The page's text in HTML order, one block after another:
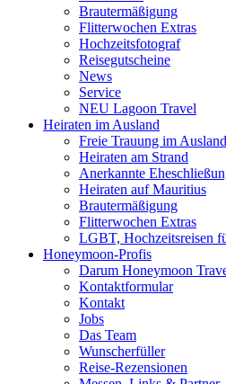
Brautermäßigung
Flitterwochen Extras
Hochzeitsfotograf
Reisegutscheine
News
Service
NEU Lagoon Travel
Heiraten im Ausland
Freie Trauung im Ausland
Heiraten am Strand
Anerkannte
Heiraten auf Mauritius
Brautermäßigung
Flitterwochen Extras
LGBT, Hochzeitsreisen
Honeymoon-Profis
Darum Honeymoon
Kontaktformular
Kontakt
Jobs
Das Team
Wunscherfüller
Reise-Rezensionen